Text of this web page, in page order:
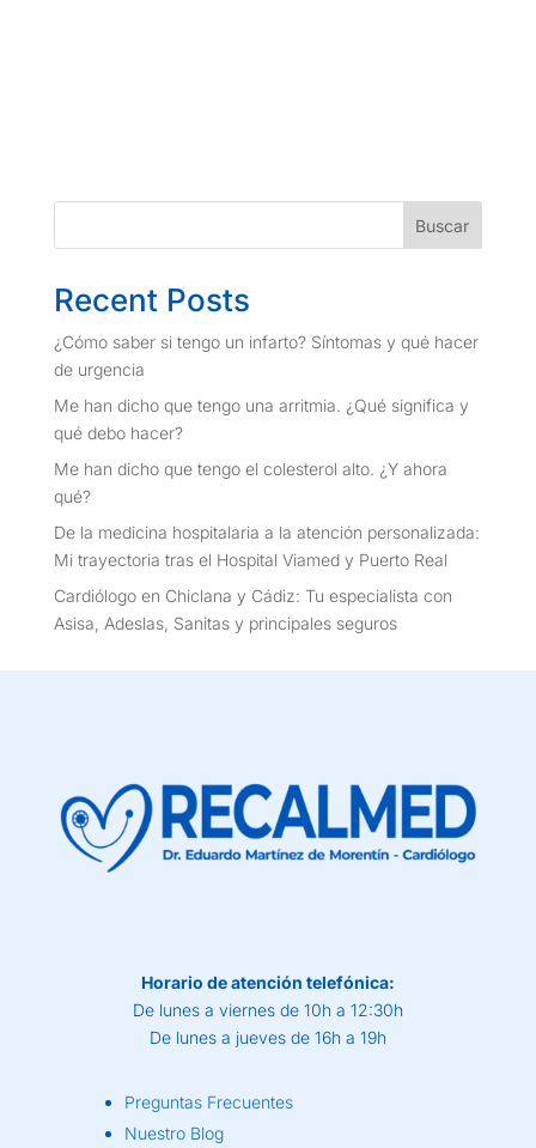
Buscar
Recent Posts
¿Cómo saber si tengo un infarto? Síntomas y qué hacer
de urgencia
Me han dicho que tengo una arritmia. ¿Qué significa y
qué debo hacer?
Me han dicho que tengo el colesterol alto. ¿Y ahora
qué?
De la medicina hospitalaria a la atención personalizada:
Mi trayectoria tras el Hospital Viamed y Puerto Real
Cardiólogo en Chiclana y Cádiz: Tu especialista con
Asisa, Adeslas, Sanitas y principales seguros
Horario de atención telefónica:
De lunes a viernes de 10h a 12:30h
De lunes a jueves de 16h a 19h
Preguntas Frecuentes
Nuestro Blog